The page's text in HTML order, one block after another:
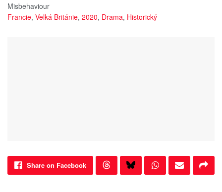
Misbehaviour
Francie, Velká Británie, 2020, Drama, Historický
Share on Facebook